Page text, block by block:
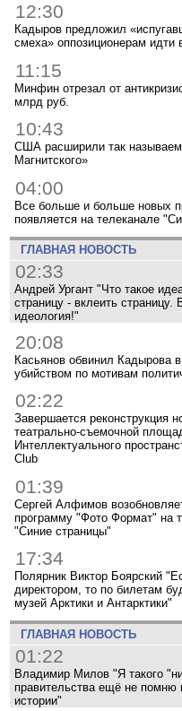
12:30
Кадыров предложил
смеха» оппозиционерам идти
11:15
Минфин отрезал от
млрд руб.
10:43
США расширили так
Магнитского»
04:00
Все больше и больше новых
появляется на телеканале
ГЛАВНАЯ НОВОСТЬ
02:33
Андрей Ургант "Что такое
страницу - вклеить страницу.
идеология!"
20:08
Касьянов обвинил Кадырова в
убийством по мотивам
02:22
Завершается реконструкция
театрально-съемочной
Интеллектуального
Club
01:39
Сергей Алфимов
программу "Фото Формат" на
"Синие страницы"
17:34
Полярник Виктор Боярский
директором, то по билетам
музей Арктики и Антарктики"
ГЛАВНАЯ НОВОСТЬ
01:22
Владимир Милов "Я такого
правительства ещё не помню
истории"